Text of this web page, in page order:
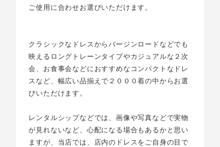
ご使用に合わせお選びいただけます。
クラシックなドレスからバージンロードなどでも
映えるロングトレーンタイプやカジュアルな２次
会、お食事会などにおすすめなコンパクトなドレ
スなど、幅広い品揃えで２０００着の中からお選
びいただけます。
レンタルシップなどでは、画像や写真などで実物
が見れないなど、心配になる場合もあるかと思い
ますが、当店では、店内のドレスをご自身の目で